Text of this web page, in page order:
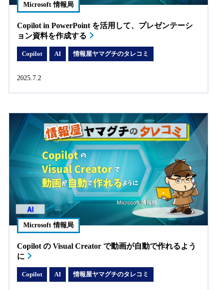
Microsoft 情報局
Copilot in PowerPoint を活用して、プレゼンテーシ
ョン資料を作成する
Copilot AI 情報屋ヤマグチのタレコミ
2025.7.2
Microsoft 情報局
Copilot の Visual Creator で動画が自動で作れるよう
に
Copilot AI 情報屋ヤマグチのタレコミ